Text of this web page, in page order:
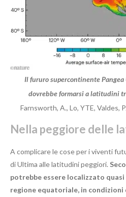
Il fururo supercontinente
dovrebbe formarsi a latitudini
Farnsworth, A., Lo, YTE, Valdes,
Nella peggiore delle
A complicare le cose per i viventi
di Ultima alle latitudini peggiori.
potrebbe essere localizzato
regione equatoriale, in condizioni